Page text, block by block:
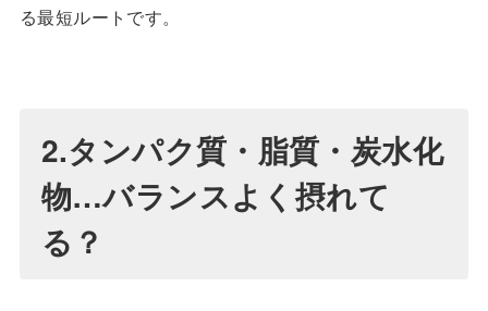
る最短ルートです。
2.タンパク質・脂質・炭水化
物…バランスよく摂れて
る？